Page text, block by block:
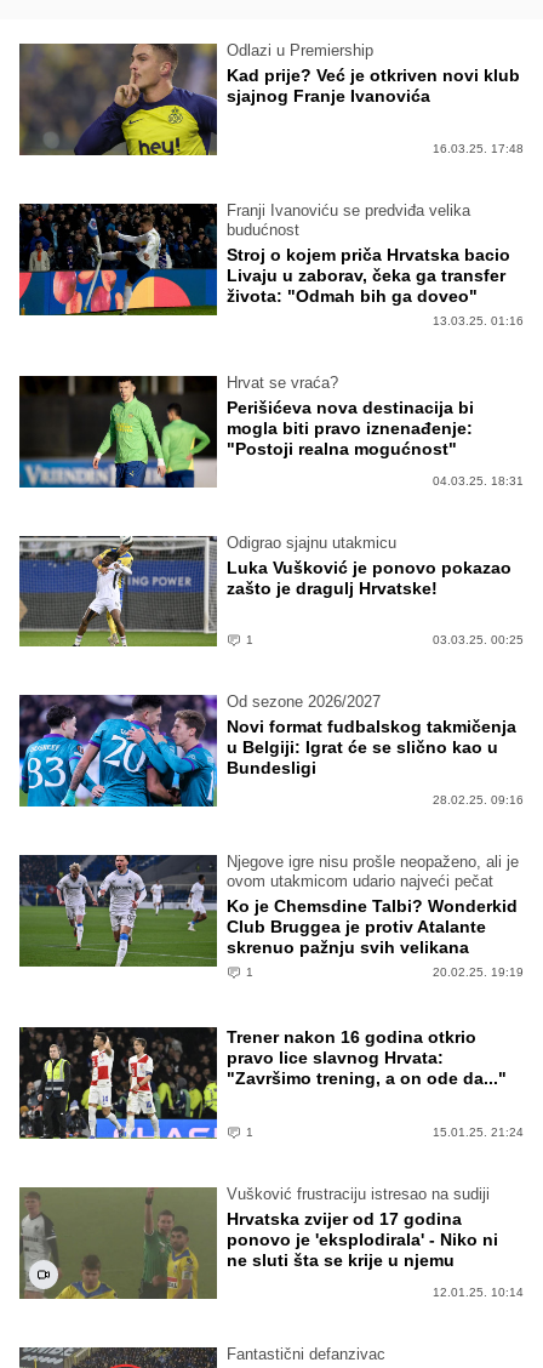
Odlazi u Premiership
Kad prije? Već je otkriven novi klub
sjajnog Franje Ivanovića
16.03.25. 17:48
Franji Ivanoviću se predviđa velika
budućnost
Stroj o kojem priča Hrvatska bacio
Livaju u zaborav, čeka ga transfer
života: "Odmah bih ga doveo"
13.03.25. 01:16
Hrvat se vraća?
Perišićeva nova destinacija bi
mogla biti pravo iznenađenje:
"Postoji realna mogućnost"
04.03.25. 18:31
Odigrao sjajnu utakmicu
Luka Vušković je ponovo pokazao
zašto je dragulj Hrvatske!
1 03.03.25. 00:25
Od sezone 2026/2027
Novi format fudbalskog takmičenja
u Belgiji: Igrat će se slično kao u
Bundesligi
28.02.25. 09:16
Njegove igre nisu prošle neopaženo, ali je
ovom utakmicom udario najveći pečat
Ko je Chemsdine Talbi? Wonderkid
Club Bruggea je protiv Atalante
skrenuo pažnju svih velikana
1 20.02.25. 19:19
Trener nakon 16 godina otkrio
pravo lice slavnog Hrvata:
"Završimo trening, a on ode da..."
1 15.01.25. 21:24
Vušković frustraciju istresao na sudiji
Hrvatska zvijer od 17 godina
ponovo je 'eksplodirala' - Niko ni
ne sluti šta se krije u njemu
12.01.25. 10:14
Fantastični defanzivac